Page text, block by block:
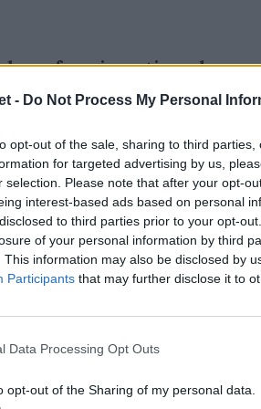
- Do Not Process My Personal
opt-out of the sale, sharing to third
for targeted advertising by us,
selection. Please note that after your opt-
interest-based ads based on personal
to third parties prior to your opt-
of your personal information by third
This information may also be disclosed by
Participants that may further disclose it to
Data Processing Opt Outs
opt-out of the Sharing of my personal data.
fare i conti anche
in gruppo nel giro di 3-4
se per il primo
fine di dicembre. Marin
sta rientrando”dichiara
Pumas Chaparro fuori
della Rugby World